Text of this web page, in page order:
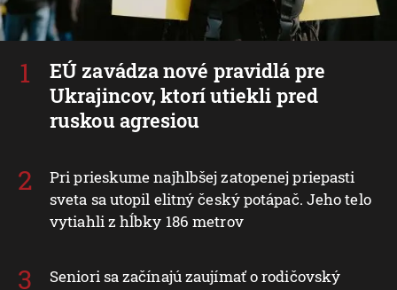
EÚ zavádza nové pravidlá pre
Ukrajincov, ktorí utiekli pred
ruskou agresiou
Pri prieskume najhlbšej zatopenej priepasti
sveta sa utopil elitný český potápač. Jeho telo
vytiahli z hĺbky 186 metrov
Seniori sa začínajú zaujímať o rodičovský